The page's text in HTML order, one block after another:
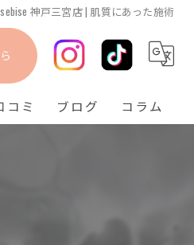
神戸三宮店 | 肌質にあった施術
コミ ブログ コラム